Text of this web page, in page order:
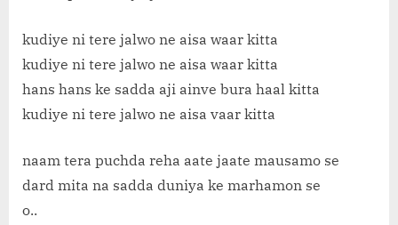
kudiye ni tere jalwo ne aisa waar kitta
kudiye ni tere jalwo ne aisa waar kitta
hans hans ke sadda aji ainve bura haal kitta
kudiye ni tere jalwo ne aisa vaar kitta
naam tera puchda reha aate jaate mausamo se
dard mita na sadda duniya ke marhamon se
o..